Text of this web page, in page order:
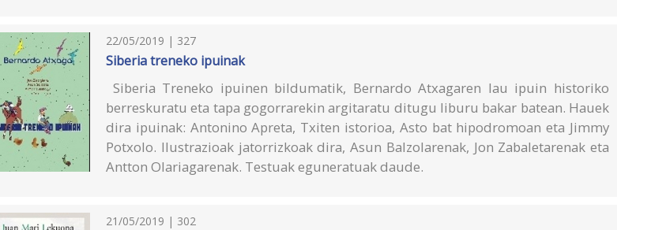
22/05/2019 | 327
Siberia treneko ipuinak
Siberia Treneko ipuinen bildumatik, Bernardo Atxagaren lau ipuin historiko
berreskuratu eta tapa gogorrarekin argitaratu ditugu liburu bakar batean. Hauek
dira ipuinak: Antonino Apreta, Txiten istorioa, Asto bat hipodromoan eta Jimmy
Potxolo. Ilustrazioak jatorrizkoak dira, Asun Balzolarenak, Jon Zabaletarenak eta
Antton Olariagarenak. Testuak eguneratuak daude.
21/05/2019 | 302